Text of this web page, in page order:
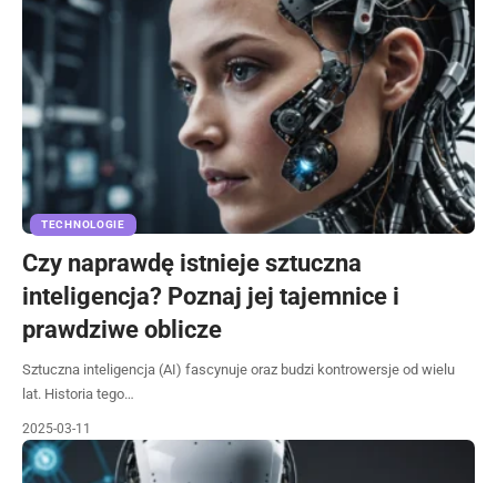
TECHNOLOGIE
Czy naprawdę istnieje sztuczna
inteligencja? Poznaj jej tajemnice i
prawdziwe oblicze
Sztuczna inteligencja (AI) fascynuje oraz budzi kontrowersje od wielu
lat. Historia tego…
2025-03-11